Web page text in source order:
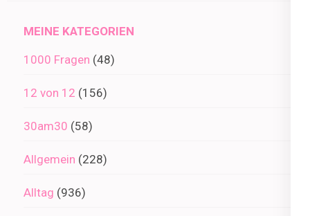
MEINE KATEGORIEN
1000 Fragen (48)
12 von 12 (156)
30am30 (58)
Allgemein (228)
Alltag (936)